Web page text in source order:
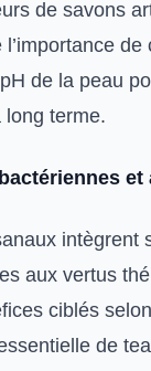
de savons
de la peau
long terme.
et
intègrent
aux vertus
ciblés
de